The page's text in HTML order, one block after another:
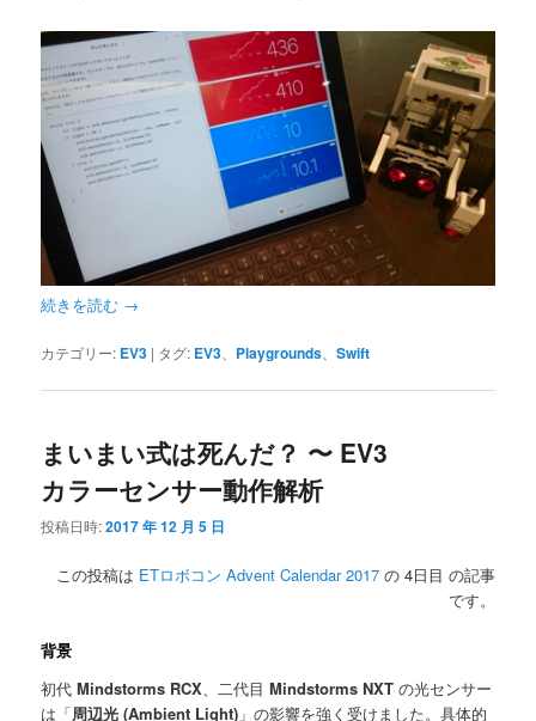
続きを読む →
カテゴリー: EV3 | タグ: EV3 Playgrounds 、Swift
まいまい式は死んだ？ 〜 EV3
カラーセンサー動作解析
投稿日時:2017 年 12 月 5 日
この投稿は ETロボコン Advent Calendar 2017の 4日目 の記事
です。
背景
初代Mindstorms RCX 、二代目Mindstorms NXT の光センサー
は「周辺光 (Ambient Light) 」の影響を強く受けました。具体的